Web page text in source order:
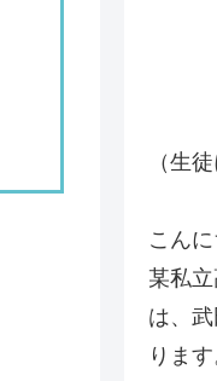
（生
こん
某私
は、
りま